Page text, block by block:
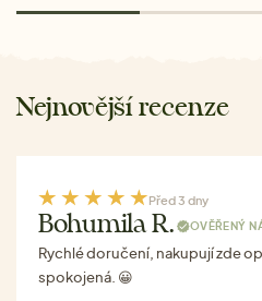
Nejnovější recenze
Před 3 dny
Bohumila R. OVĚŘENÝ
Rychlé doručení, nakupují zde
spokojená. 😀